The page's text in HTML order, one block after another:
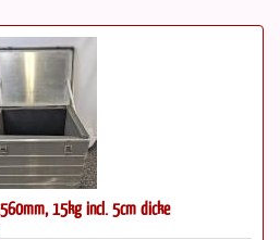
15kg incl. 5cm dicke